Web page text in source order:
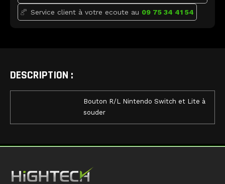
Service client à votre ecoute au 09 75 34 41 54
DESCRIPTION :
Bouton R/L Nintendo Switch et Lite à
souder